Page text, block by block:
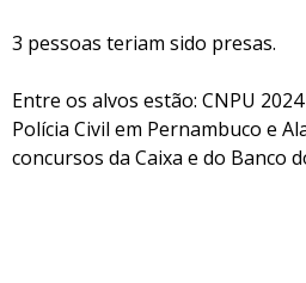
3 pessoas teriam sido presas.
Entre os alvos estão: CNPU
Polícia Civil em Pernambuco e
concursos da Caixa e do Banco